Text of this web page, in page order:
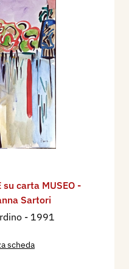
su carta MUSEO -
Sartori
- 1991
scheda